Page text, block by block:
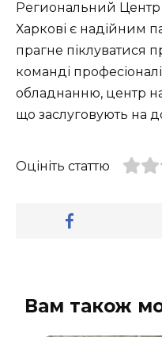
Региональний Центр
Харкові є надійним
прагне піклуватися
команді
обладнанню, центр
що заслуговують на
Оцініть статтю
Вам також